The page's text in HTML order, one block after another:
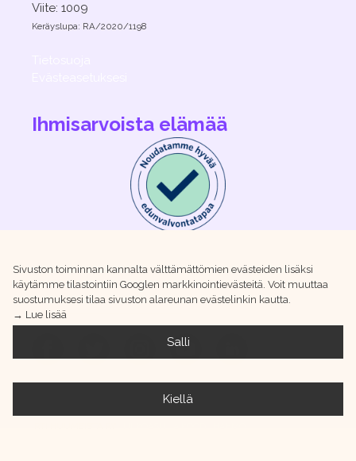
Sivuston toiminnan kannalta välttämättömien evästeiden lisäksi
käytämme tilastointiin Googlen markkinointievästeitä. Voit muuttaa
suostumuksesi tilaa sivuston alareunan evästelinkin kautta.
→ Lue lisää
Salli
Kiellä
Viite: 1009
Keräyslupa: RA/2020/1198
Ihmisarvoista elämää